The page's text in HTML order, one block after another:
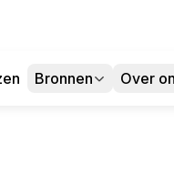
Bronnen Over